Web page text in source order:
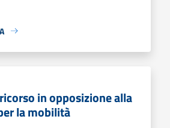
in opposizione alla
la mobilità